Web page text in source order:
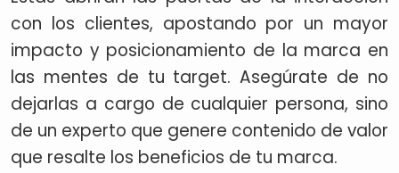
con los clientes, apostando por un mayor
impacto y posicionamiento de la marca en
las mentes de tu target. Asegúrate de no
dejarlas a cargo de cualquier persona, sino
de un experto que genere contenido de valor
que resalte los beneficios de tu marca.